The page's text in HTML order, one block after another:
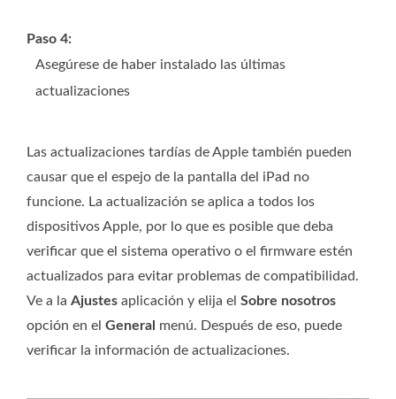
Paso 4:
Asegúrese de haber instalado las últimas
actualizaciones
Las actualizaciones tardías de Apple también pueden
causar que el espejo de la pantalla del iPad no
funcione. La actualización se aplica a todos los
dispositivos Apple, por lo que es posible que deba
verificar que el sistema operativo o el firmware estén
actualizados para evitar problemas de compatibilidad.
Ve a la Ajustes aplicación y elija el Sobre nosotros
opción en el General menú. Después de eso, puede
verificar la información de actualizaciones.